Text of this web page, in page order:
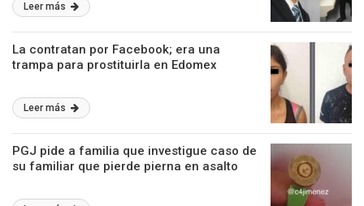
Leer más
La contratan por Facebook; era una
trampa para prostituirla en Edomex
Leer más
PGJ pide a familia que investigue caso de
su familiar que pierde pierna en asalto